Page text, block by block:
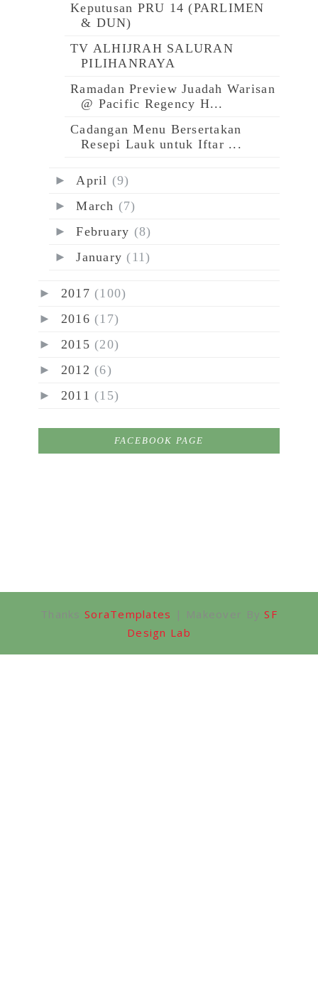
Keputusan PRU 14 (PARLIMEN
& DUN)
TV ALHIJRAH SALURAN
PILIHANRAYA
Ramadan Preview Juadah Warisan
@ Pacific Regency H...
Cadangan Menu Bersertakan
Resepi Lauk untuk Iftar ...
►April (9)
►March (7)
►February (8)
►January (11)
► 2017 (100)
► 2016 (17)
► 2015 (20)
► 2012 (6)
► 2011 (15)
FACEBOOK PAGE
Thanks SoraTemplates | Makeover BySF
Design Lab